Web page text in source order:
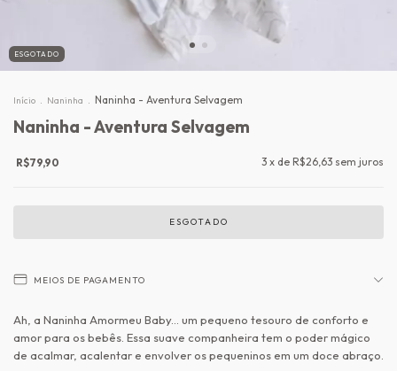
ESGOTADO
Início . Naninha . Naninha - Aventura Selvagem
Naninha - Aventura Selvagem
R$79,90 3 x de R$26,63 sem juros
MEIOS DE PAGAMENTO
Ah, a Naninha Amormeu Baby... um pequeno tesouro de conforto e
amor para os bebês. Essa suave companheira tem o poder mágico
de acalmar, acalentar e envolver os pequeninos em um doce abraço.